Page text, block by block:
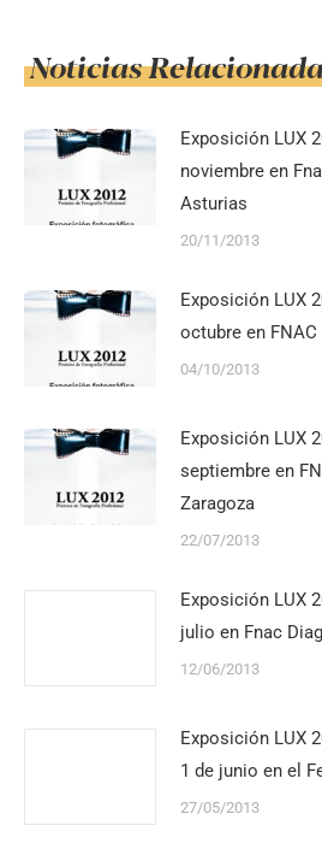
Noticias
Exposición LUX
noviembre en
Asturias
20/11/2013
Exposición LUX
octubre en FNAC
04/10/2013
Exposición LUX
septiembre en
Zaragoza
22/07/2013
Exposición LUX
julio en Fnac
12/06/2013
Exposición LUX
1 de junio en el
27/05/2013